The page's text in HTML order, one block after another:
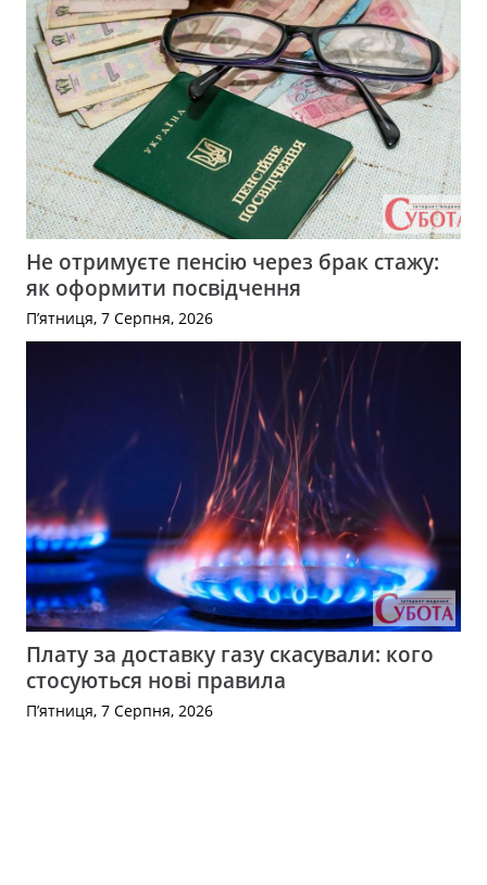
Не отримуєте пенсію через брак стажу:
як оформити посвідчення
П’ятниця, 7 Серпня, 2026
Плату за доставку газу скасували: кого
стосуються нові правила
П’ятниця, 7 Серпня, 2026